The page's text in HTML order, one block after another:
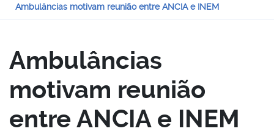
Ambulâncias motivam reunião entre ANCIA e INEM
Ambulâncias
motivam reunião
entre ANCIA e INEM